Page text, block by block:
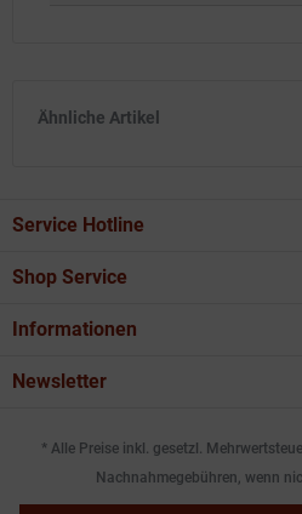
Ähnliche Artikel
Service Hotline
Shop Service
Informationen
Newsletter
* Alle Preise inkl. gesetzl.
Nachnahmegebühren, wenn